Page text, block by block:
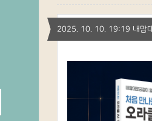
2025. 10. 10. 19:19 내맘